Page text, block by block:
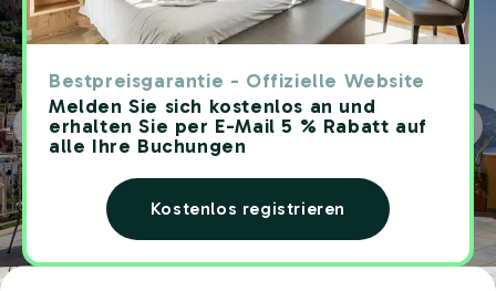
Bestpreisgarantie - Offizielle Website
Melden Sie sich kostenlos an und
erhalten Sie per E-Mail 5 % Rabatt auf
alle Ihre Buchungen
Kostenlos registrieren